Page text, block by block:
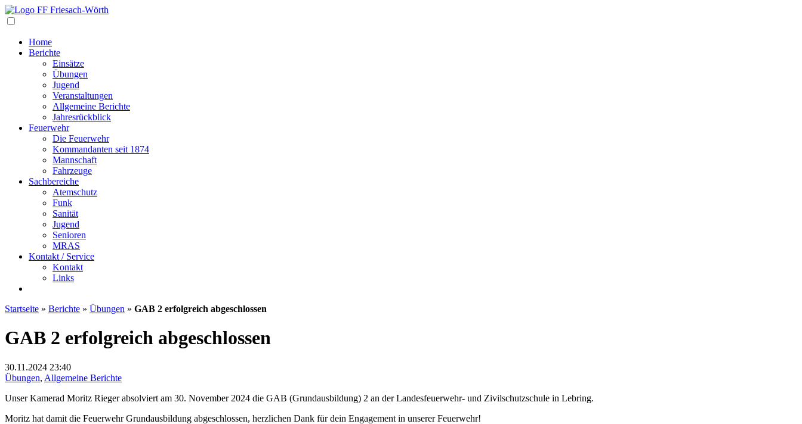
Home
Berichte
Einsätze
Übungen
Jugend
Veranstaltungen
Allgemeine Berichte
Jahresrückblick
Feuerwehr
Die Feuerwehr
Kommandanten seit 1874
Mannschaft
Fahrzeuge
Sachbereiche
Atemschutz
Funk
Sanität
Jugend
Senioren
MRAS
Kontakt / Service
Kontakt
Links
Startseite » Berichte » Übungen » GAB 2 erfolgreich abgeschlossen
GAB 2 erfolgreich abgeschlossen
30.11.2024 23:40
Übungen, Allgemeine Berichte
Unser Kamerad Moritz Rieger absolviert am 30. November 2024 die GAB (Grundausbildung) 2 an der Landesfeuerwehr- und Zivilschutzschule in Lebring.
Moritz hat damit die Feuerwehr Grundausbildung abgeschlossen, herzlichen Dank für dein Engagement in unserer Feuerwehr!